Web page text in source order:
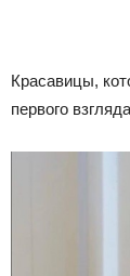
Красавицы,
первого